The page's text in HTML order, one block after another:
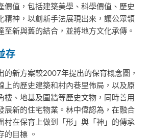
價值，包括建築美學、科學價值、歷史
精神，以創新手法展現出來，讓公眾領
至新與舊的結合，並將地方文化承傳。
存
的新方案較2007年提出的保育概念圖，
上的歷史建築和村內巷里佈局，以及原
樓、地基及圍牆等歷史文物，同時善用
展新的住宅物業。林中偉認為，在融合
村在保育上做到「形」與「神」的傳承
的目標 。